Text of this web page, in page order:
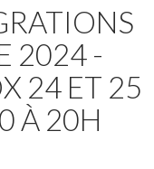
2024 -
24 ET 25
À 20H